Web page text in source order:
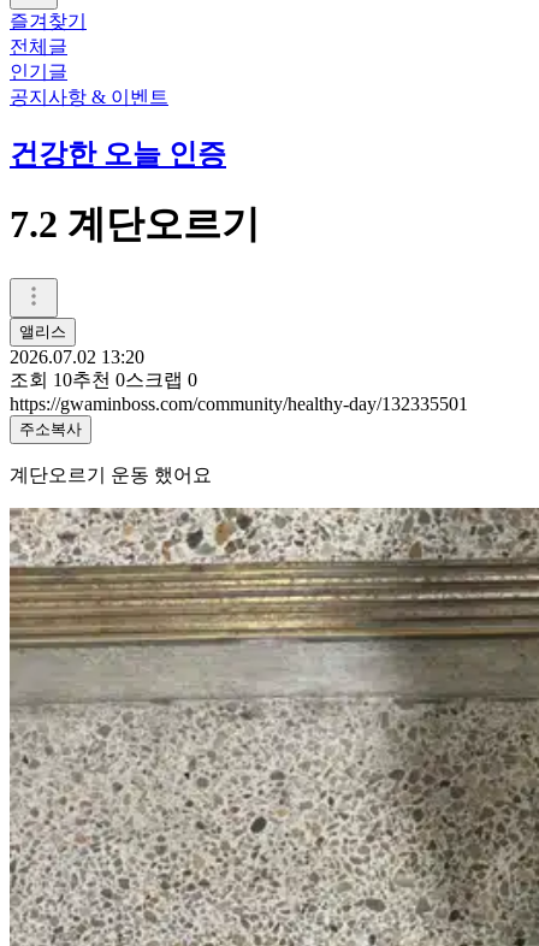
즐겨찾기
전체글
인기글
공지사항 & 이벤트
건강한 오늘 인증
7.2 계단오르기
앨리스
2026.07.02 13:20
조회 10추천 0스크랩 0
https://gwaminboss.com/community/healthy-day/132335501
주소복사
계단오르기 운동 했어요